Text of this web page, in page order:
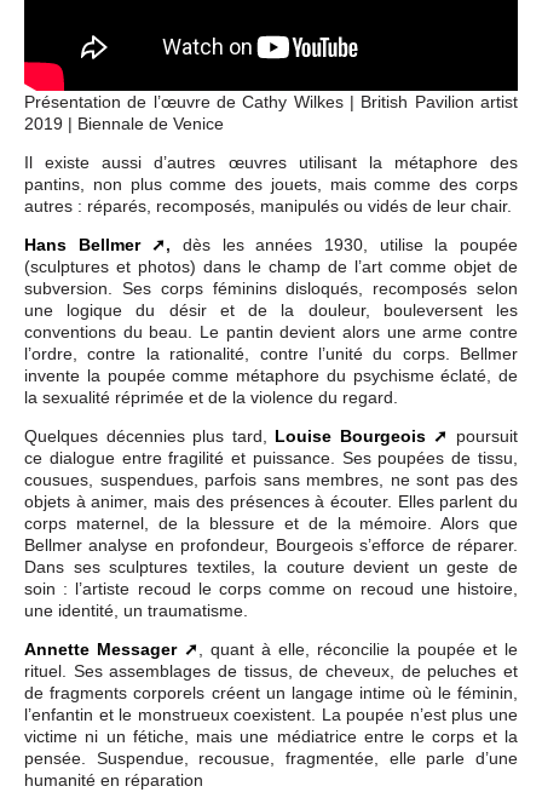
Présentation de l’œuvre de Cathy Wilkes | British Pavilion artist
2019 | Biennale de Venice
Il existe aussi d’autres œuvres utilisant la métaphore des
pantins, non plus comme des jouets, mais comme des corps
autres : réparés, recomposés, manipulés ou vidés de leur chair.
Hans Bellmer , dès les années 1930, utilise la poupée
(sculptures et photos) dans le champ de l’art comme objet de
subversion. Ses corps féminins disloqués, recomposés selon
une logique du désir et de la douleur, bouleversent les
conventions du beau. Le pantin devient alors une arme contre
l’ordre, contre la rationalité, contre l’unité du corps. Bellmer
invente la poupée comme métaphore du psychisme éclaté, de
la sexualité réprimée et de la violence du regard.
Quelques décennies plus tard, Louise Bourgeois
poursuit
ce dialogue entre fragilité et puissance. Ses poupées de tissu,
cousues, suspendues, parfois sans membres, ne sont pas des
objets à animer, mais des présences à écouter. Elles parlent du
corps maternel, de la blessure et de la mémoire. Alors que
Bellmer analyse en profondeur, Bourgeois s’efforce de réparer.
Dans ses sculptures textiles, la couture devient un geste de
soin : l’artiste recoud le corps comme on recoud une histoire,
une identité, un traumatisme.
Annette Messager
, quant à elle, réconcilie la poupée et le
rituel. Ses assemblages de tissus, de cheveux, de peluches et
de fragments corporels créent un langage intime où le féminin,
l’enfantin et le monstrueux coexistent. La poupée n’est plus une
victime ni un fétiche, mais une médiatrice entre le corps et la
pensée. Suspendue, recousue, fragmentée, elle parle d’une
humanité en réparation